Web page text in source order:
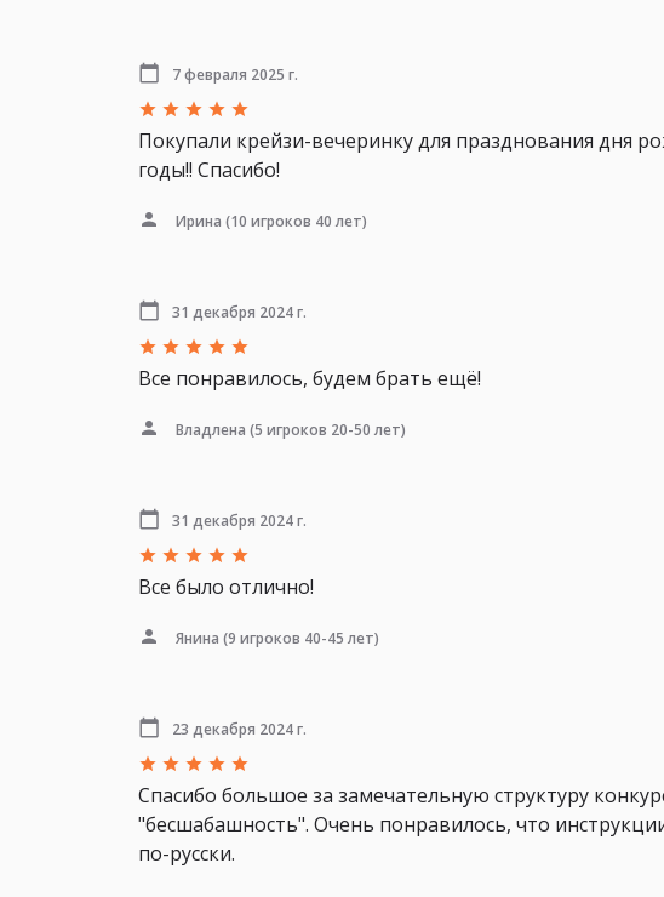
7 февраля 2025 г.
Покупали крейзи-вечеринку для празднования дня
годы!! Спасибо!
Ирина (10 игроков 40 лет)
31 декабря 2024 г.
Все понравилось, будем брать ещё!
Владлена (5 игроков 20-50 лет)
31 декабря 2024 г.
Все было отлично!
Янина (9 игроков 40-45 лет)
23 декабря 2024 г.
Спасибо большое за замечательную структуру
"бесшабашность". Очень понравилось, что
по-русски.